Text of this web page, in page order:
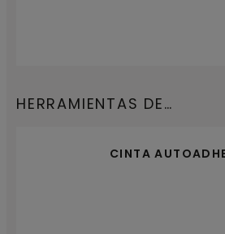
HERRAMIENTAS DE
CINTA